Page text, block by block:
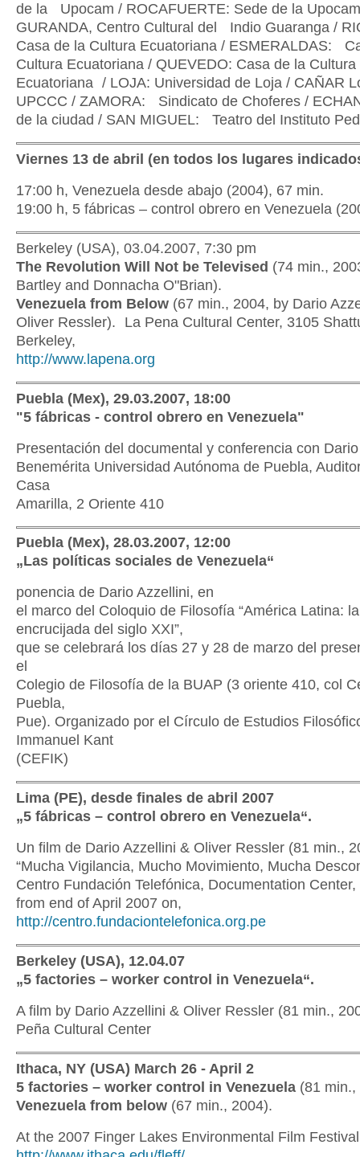
de la Upocam / ROCAFUERTE: Sede de la
GURANDA, Centro Cultural del Indio Guaranga /
Casa de la Cultura Ecuatoriana / ESMERALDAS:
Cultura Ecuatoriana / QUEVEDO: Casa de la Cultura
Ecuatoriana / LOJA: Universidad de Loja / CAÑAR
UPCCC / ZAMORA: Sindicato de Choferes /
de la ciudad / SAN MIGUEL: Teatro del Instituto
Viernes 13 de abril (en todos los lugares
17:00 h, Venezuela desde abajo (2004), 67 min.
19:00 h, 5 fábricas – control obrero en Venezuela
Berkeley (USA), 03.04.2007, 7:30 pm
The Revolution Will Not be Televised (74 min.,
Bartley and Donnacha O"Brian).
Venezuela from Below (67 min., 2004, by Dario
Oliver Ressler). La Pena Cultural Center, 3105
Berkeley,
http://www.lapena.org
Puebla (Mex), 29.03.2007, 18:00
"5 fábricas - control obrero en Venezuela"
Presentación del documental y conferencia con
Benemérita Universidad Autónoma de Puebla,
Casa
Amarilla, 2 Oriente 410
Puebla (Mex), 28.03.2007, 12:00
„Las políticas sociales de Venezuela“
ponencia de Dario Azzellini, en
el marco del Coloquio de Filosofía “América Latina: la
encrucijada del siglo XXI”,
que se celebrará los días 27 y 28 de marzo del
el
Colegio de Filosofía de la BUAP (3 oriente 410, col
Puebla,
Pue). Organizado por el Círculo de Estudios
Immanuel Kant
(CEFIK)
Lima (PE), desde finales de abril 2007
„5 fábricas – control obrero en Venezuela“.
Un film de Dario Azzellini & Oliver Ressler (81 min.,
“Mucha Vigilancia, Mucho Movimiento, Mucha
Centro Fundación Telefónica, Documentation
from end of April 2007 on,
http://centro.fundaciontelefonica.org.pe
Berkeley (USA), 12.04.07
„5 factories – worker control in Venezuela“.
A film by Dario Azzellini & Oliver Ressler (81 min.,
Peña Cultural Center
Ithaca, NY (USA) March 26 - April 2
5 factories – worker control in Venezuela (81
Venezuela from below (67 min., 2004).
At the 2007 Finger Lakes Environmental Film Festival